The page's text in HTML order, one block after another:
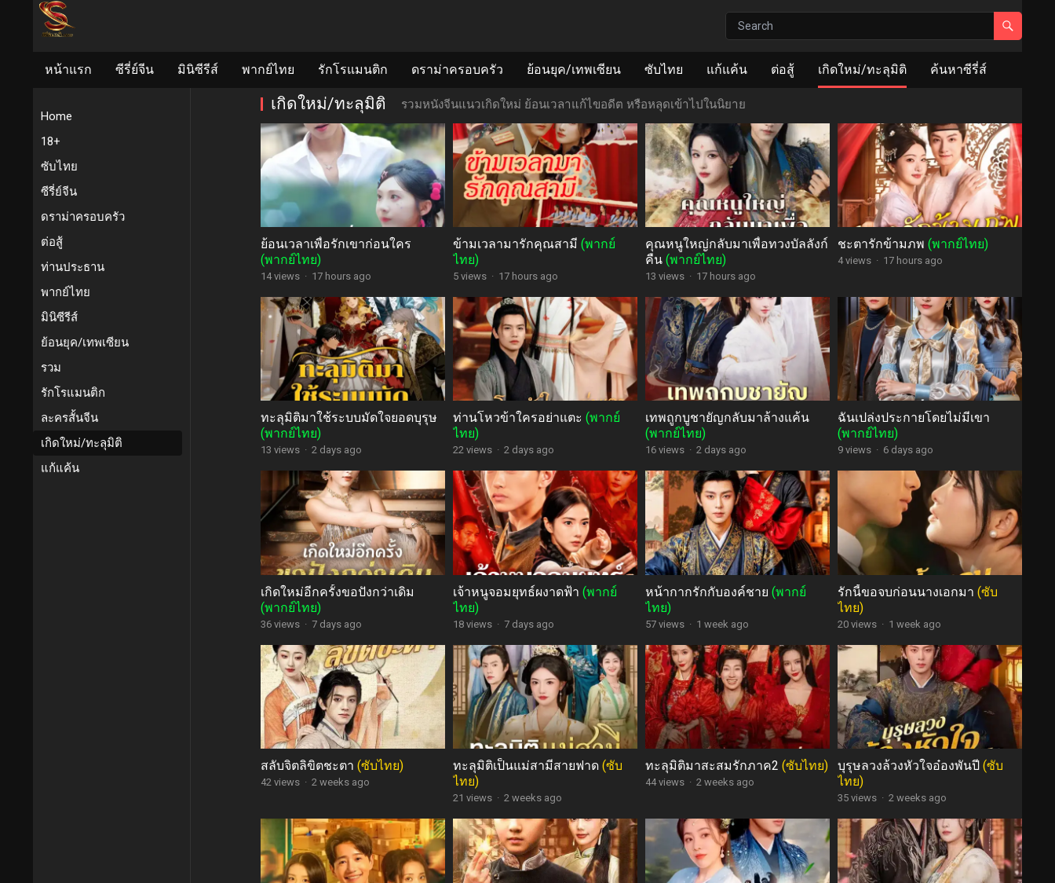
หน้าแรก ซีรี่ย์จีน มินิซีรีส์ พากย์ไทย รักโรแมนติก ดราม่าครอบครัว ย้อนยุค/เทพเซียน ซับไทย แก้แค้น ต่อสู้ เกิดใหม่/ทะลุมิติ ค้นหาซีรี่ส์
Home
18+
ซับไทย
ซีรี่ย์จีน
ดราม่าครอบครัว
ต่อสู้
ท่านประธาน
พากย์ไทย
มินิซีรีส์
ย้อนยุค/เทพเซียน
รวม
รักโรแมนติก
ละครสั้นจีน
เกิดใหม่/ทะลุมิติ
แก้แค้น
เกิดใหม่/ทะลุมิติ รวมหนังจีนแนวเกิดใหม่ ย้อนเวลาแก้ไขอดีต หรือหลุดเข้าไปในนิยาย
ย้อนเวลาเพื่อรักเขาก่อนใคร
(พากย์ไทย)
14 views · 17 hours ago
ข้ามเวลามารักคุณสามี (พากย์
ไทย)
5 views · 17 hours ago
คุณหนูใหญ่กลับมาเพื่อทวงบัลลังก์
คืน (พากย์ไทย)
13 views · 17 hours ago
ชะตารักข้ามภพ (พากย์ไทย)
4 views · 17 hours ago
ทะลุมิติมาใช้ระบบมัดใจยอดบุรุษ
(พากย์ไทย)
13 views · 2 days ago
ท่านโหวข้าใครอย่าแตะ (พากย์
ไทย)
22 views · 2 days ago
เทพถูกบูชายัญกลับมาล้างแค้น
(พากย์ไทย)
16 views · 2 days ago
ฉันเปล่งประกายโดยไม่มีเขา
(พากย์ไทย)
9 views · 6 days ago
เกิดใหม่อีกครั้งขอปังกว่าเดิม
(พากย์ไทย)
36 views · 7 days ago
เจ้าหนูจอมยุทธ์ผงาดฟ้า (พากย์
ไทย)
18 views · 7 days ago
หน้ากากรักกับองค์ชาย (พากย์
ไทย)
57 views · 1 week ago
รักนี้ขอจบก่อนนางเอกมา (ซับ
ไทย)
20 views · 1 week ago
สลับจิตลิขิตชะตา (ซับไทย)
42 views · 2 weeks ago
ทะลุมิติเป็นแม่สามีสายฟาด (ซับ
ไทย)
21 views · 2 weeks ago
ทะลุมิติมาสะสมรักภาค2 (ซับไทย)
44 views · 2 weeks ago
บุรุษลวงล้วงหัวใจอ๋องพันปี (ซับ
ไทย)
35 views · 2 weeks ago